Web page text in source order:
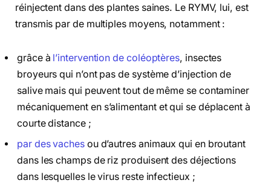
réinjectent dans des plantes saines. Le RYMV, lui, est
transmis par de multiples moyens, notamment :
grâce à l’intervention de coléoptères, insectes
broyeurs qui n’ont pas de système d’injection de
salive mais qui peuvent tout de même se contaminer
mécaniquement en s’alimentant et qui se déplacent à
courte distance ;
par des vachesou d’autres animaux qui en broutant
dans les champs de riz produisent des déjections
dans lesquelles le virus reste infectieux ;